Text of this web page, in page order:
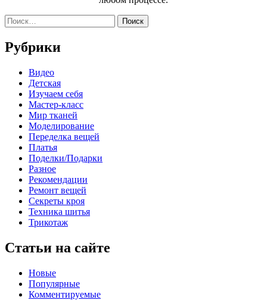
Найти:
Рубрики
Видео
Детская
Изучаем себя
Мастер-класс
Мир тканей
Моделирование
Переделка вещей
Платья
Поделки/Подарки
Разное
Рекомендации
Ремонт вещей
Секреты кроя
Техника шитья
Трикотаж
Статьи на сайте
Новые
Популярные
Комментируемые